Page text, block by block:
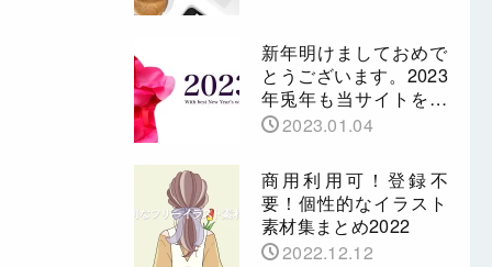
新年明けましておめで
とうございます。2023
年兎年も当サイトをよ
ろしくお願いいたしま
2023.01.04
商用利用可！登録不
要！個性的なイラスト
素材集まとめ2022
2022.12.12